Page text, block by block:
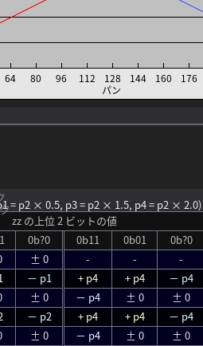
= p2 × 0.5, p3 = p2 × 1.5, p4 = p2 × 2.0)
zz の上位 2 ビットの値
0b?0 0b11 0b01
0b?0
± 0 - -
-
－ p1 + p4 + p4
－ p4
± 0 － p4 ± 0
± 0
－ p2 + p4 + p4
－ p4
± 0 － p4 ± 0
± 0